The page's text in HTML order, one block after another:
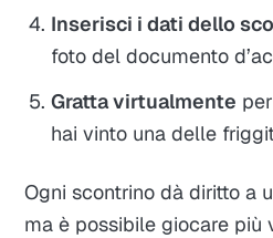
Inserisci i dati dello
foto del documento
Gratta virtualmente
hai vinto una delle
Ogni scontrino dà diritto a
ma è possibile giocare più